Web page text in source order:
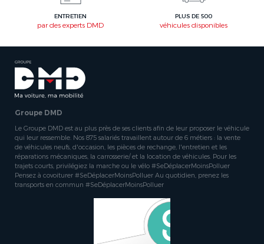
ENTRETIEN
par des experts DMD
PLUS DE 500
véhicules disponibles
Groupe DMD
Le Groupe DMD est au plus près de ses clients afin de leur proposer le véhicule
qui leur ressemble. Nos 875 salariés travaillent autour de 6 métiers : la vente
de véhicules neufs, d'occasion, les pièces de rechange, l'entretien et les
réparations mécaniques, la carrosserie/ et la location de véhicules. Pour les
trajets courts, privilégiez la marche ou le vélo #SeDéplacerMoinsPolluer
Pensez à covoiturer #SeDéplacerMoinsPolluer Au quotidien, prenez les
transports en commun #SeDéplacerMoinsPolluer